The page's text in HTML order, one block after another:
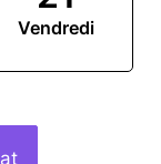
Vendredi